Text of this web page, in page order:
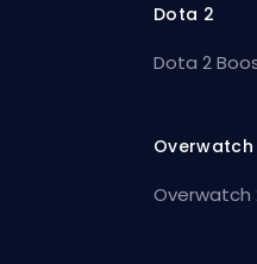
Dota 2
Dota 2
Overwatch
Overwatch